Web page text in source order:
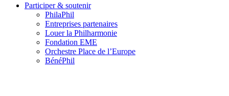
Participer & soutenir
PhilaPhil
Entreprises partenaires
Louer la Philharmonie
Fondation EME
Orchestre Place de l’Europe
BénéPhil